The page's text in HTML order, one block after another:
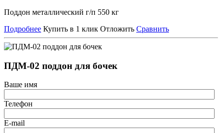
Поддон металлический г/п 550 кг
Подробнее Купить в 1 клик Отложить Сравнить
ПДМ-02 поддон для бочек
Ваше имя
Телефон
E-mail